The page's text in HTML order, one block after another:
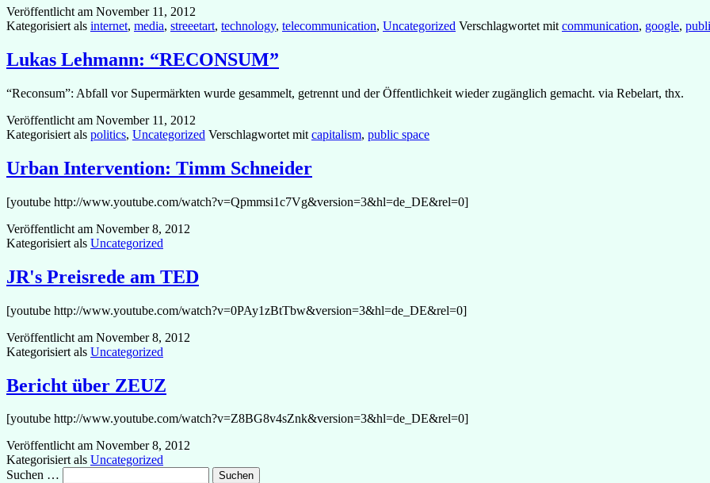
Veröffentlicht am November 11, 2012
Kategorisiert als internet, media, streeetart, technology, telecommunication, Uncategorized Verschlagwortet mit communication, google,
Lukas Lehmann: “RECONSUM”
“Reconsum”: Abfall vor Supermärkten wurde gesammelt, getrennt und der Öffentlichkeit wieder zugänglich gemacht. via Rebelart, thx.
Veröffentlicht am November 11, 2012
Kategorisiert als politics, Uncategorized Verschlagwortet mit capitalism, public space
Urban Intervention: Timm Schneider
[youtube http://www.youtube.com/watch?v=Qpmmsi1c7Vg&version=3&hl=de_DE&rel=0]
Veröffentlicht am November 8, 2012
Kategorisiert als Uncategorized
JR's Preisrede am TED
[youtube http://www.youtube.com/watch?v=0PAy1zBtTbw&version=3&hl=de_DE&rel=0]
Veröffentlicht am November 8, 2012
Kategorisiert als Uncategorized
Bericht über ZEUZ
[youtube http://www.youtube.com/watch?v=Z8BG8v4sZnk&version=3&hl=de_DE&rel=0]
Veröffentlicht am November 8, 2012
Kategorisiert als Uncategorized
Suchen …